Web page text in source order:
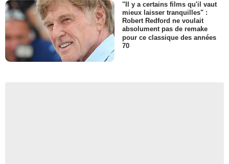
"Il y a certains films qu'il vaut
mieux laisser tranquilles" :
Robert Redford ne voulait
absolument pas de remake
pour ce classique des années
70